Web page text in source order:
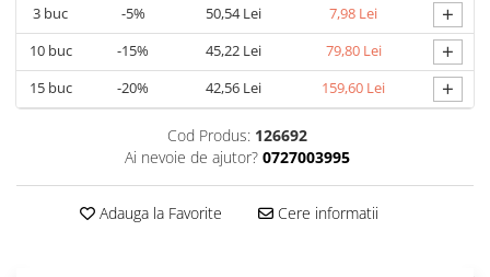
Lampi de veghe
Articole si, Echipamente pentru
Transport şi Ridicat
Pelerine, Umbrele si Accesorii
3 buc -5% 50,54 Lei 7,98 Lei +
10buc -15% 45,22 Lei 79,80 Lei +
15buc -20% 42,56 Lei 159,60 Lei +
Cod Produs: 126692
Ai nevoie de ajutor? 0727003995
Adauga la Favorite Cere informatii